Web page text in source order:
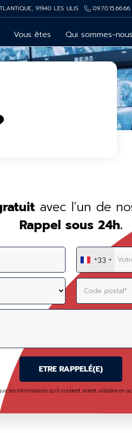
91940 LES ULIS 09.70.15.66.66
Vous êtes Qui sommes-nous
avec l’un de
Rappel sous 24h.
+33
les informations qu'il contient soient utilisées en